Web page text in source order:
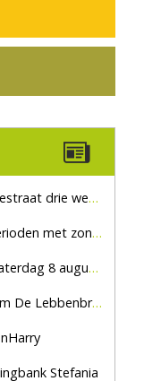
voor doorgaand verkeer
met zon en droog
Haaksbergen
Lebbenbrugge
Stefania